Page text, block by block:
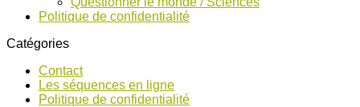
Politique de confidentialité
Catégories
Contact
Les séquences en ligne
Politique de confidentialité